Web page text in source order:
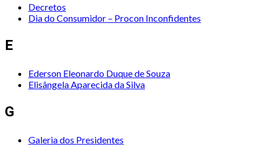
Decretos
Dia do Consumidor – Procon Inconfidentes
E
Ederson Eleonardo Duque de Souza
Elisângela Aparecida da Silva
G
Galeria dos Presidentes